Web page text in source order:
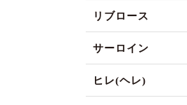
リブロース
サーロイン
ヒレ(ヘレ)